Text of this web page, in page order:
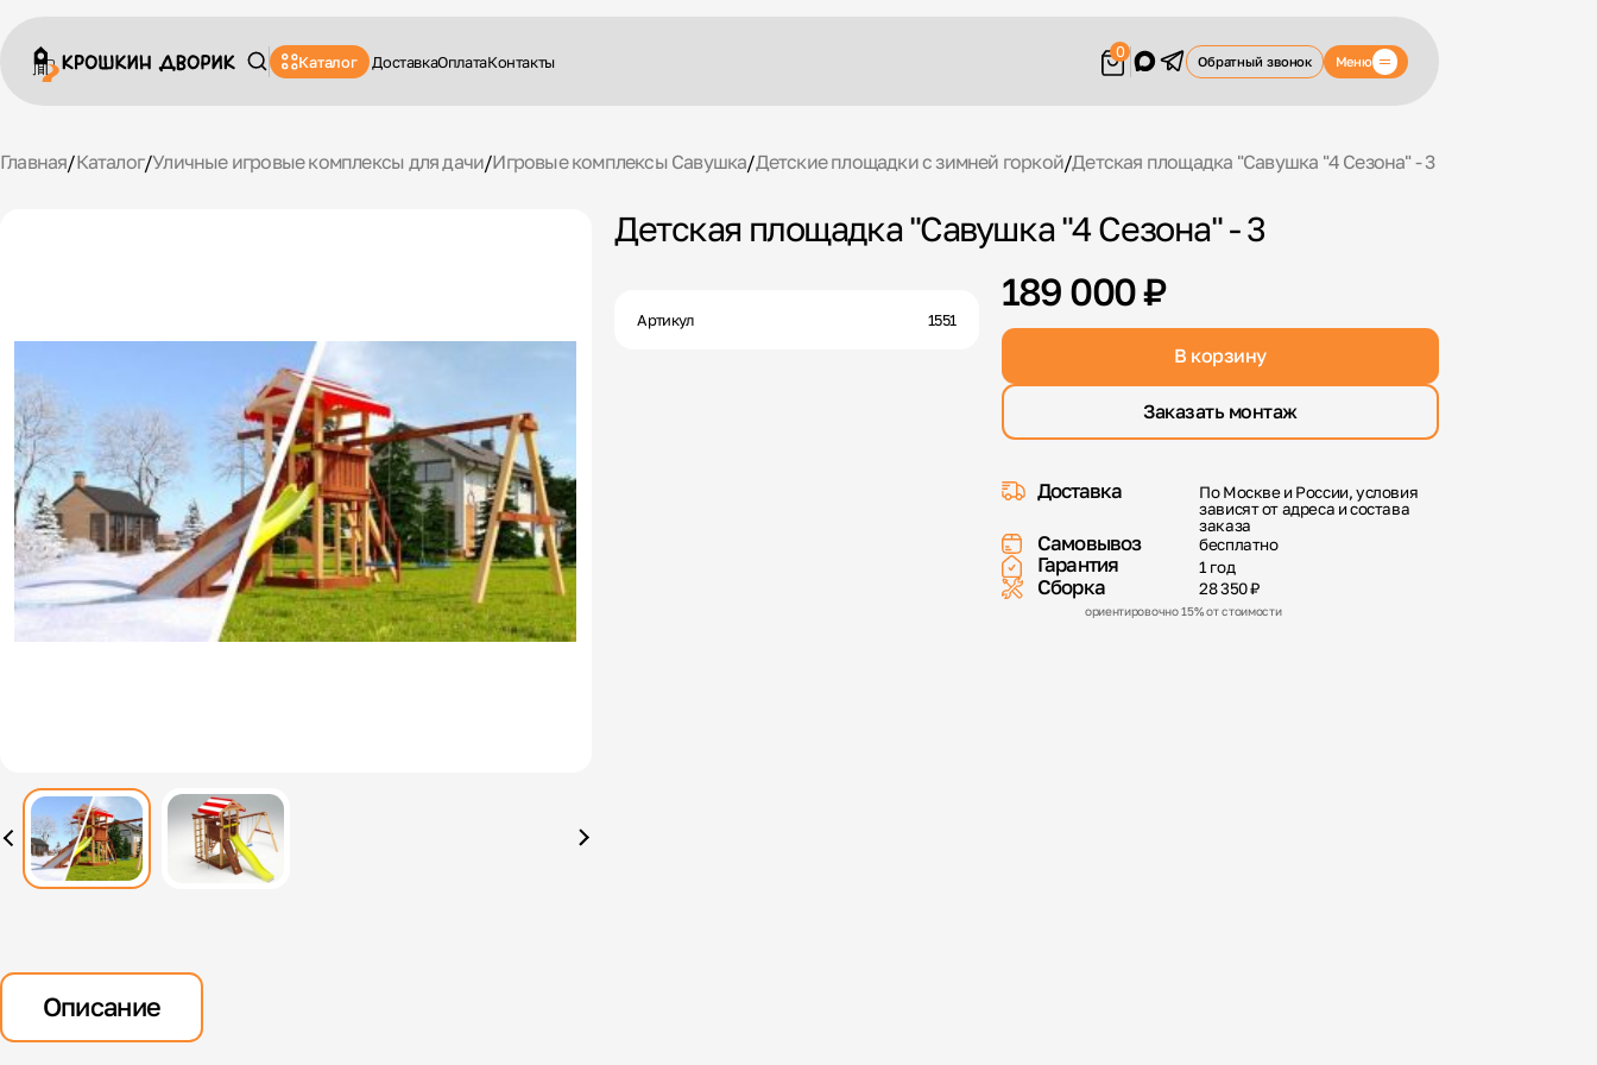
Каталог ДоставкаОплатаКонтакты
0
Обратный звонок Меню
Главная/Каталог/Уличные игровые комплексы для дачи/Игровые комплексы Савушка/Детские площадки с зимней горкой/Детская площадка "Савушка "4 Сезона" - 3
Детская площадка "Савушка "4 Сезона" - 3
Артикул 1551
189 000 ₽
В корзину
Заказать монтаж
Доставка
По Москве и России, условия
зависят от адреса и состава
заказа
Самовывоз бесплатно
Гарантия 1 год
Сборка 28 350 ₽
ориентировочно 15% от стоимости
Описание